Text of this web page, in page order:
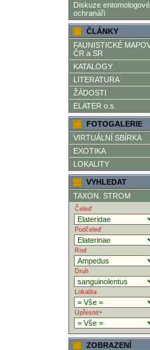
Diskuze
ochranáři
ČLÁNKY
FAUNISTICKÉ
ČR a SR
KATALOGY
LITERATURA
ŽÁDOSTI
ELATER o.s.
FOTOGALERIE
VIRTUÁLNÍ SBÍRKA
EXOTIKA
LOKALITY
VYHLEDAT
TAXON. STROM
Čeleď
Podčeleď
Rod
Druh
Lokalita
Upřesnit+
ZOBRAZENÍ